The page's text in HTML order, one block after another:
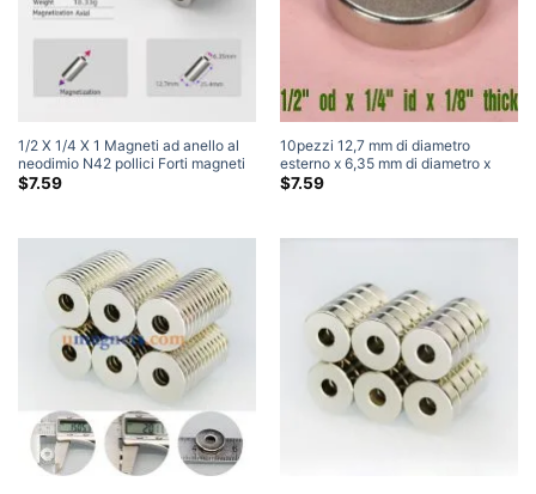
1/2 X 1/4 X 1 Magneti ad anello al
neodimio N42 pollici Forti magneti
a ciambella per terre rare Vendita (2
$7.59
10pezzi 12,7 mm di diametro
esterno x 6,35 mm di diametro x
3,18 mm di spessore Magneti ad
1/8″ spesso)
$7.59